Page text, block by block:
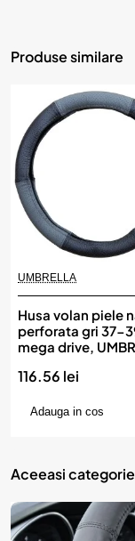
Produse similare
UMBRELLA
Husa volan piele
perforata gri 37-
mega drive,
116.56 lei
Adauga in cos
Aceeasi categorie